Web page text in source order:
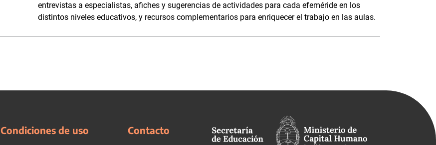
entrevistas a especialistas, afiches y sugerencias de actividades para cada efeméride en los
distintos niveles educativos, y recursos complementarios para enriquecer el trabajo en las aulas.
Condiciones de uso Contacto